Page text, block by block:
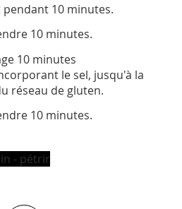
10 minutes.
10 minutes.
10 minutes
le sel, jusqu'à la
réseau de gluten.
10 minutes.